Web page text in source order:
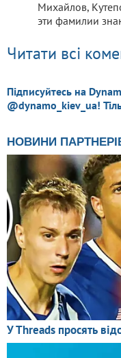
Михайлов,
эти фамилии
Читати всі
Підписуйтесь на
@dynamo_kiev_ua!